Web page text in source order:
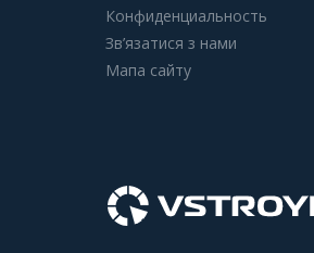
Конфиденциальность
Зв’язатися з нами
Мапа сайту